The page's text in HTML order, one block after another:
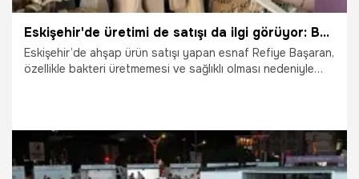
Eskişehir'de üretimi de satışı da ilgi görüyor: Bakteri barındırmıyor
Eskişehir’de ahşap ürün satışı yapan esnaf Refiye Başaran,
özellikle bakteri üretmemesi ve sağlıklı olması nedeniyle